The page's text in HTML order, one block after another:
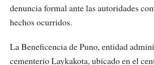
denuncia formal ante las autoridades
hechos ocurridos.
La Beneficencia de Puno, entidad
cementerio Laykakota, ubicado en el